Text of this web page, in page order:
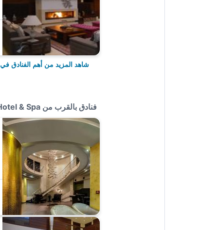
شاهد المزيد من أهم الفنادق في Loutraki
فنادق بالقرب من Eliton Hotel & Spa